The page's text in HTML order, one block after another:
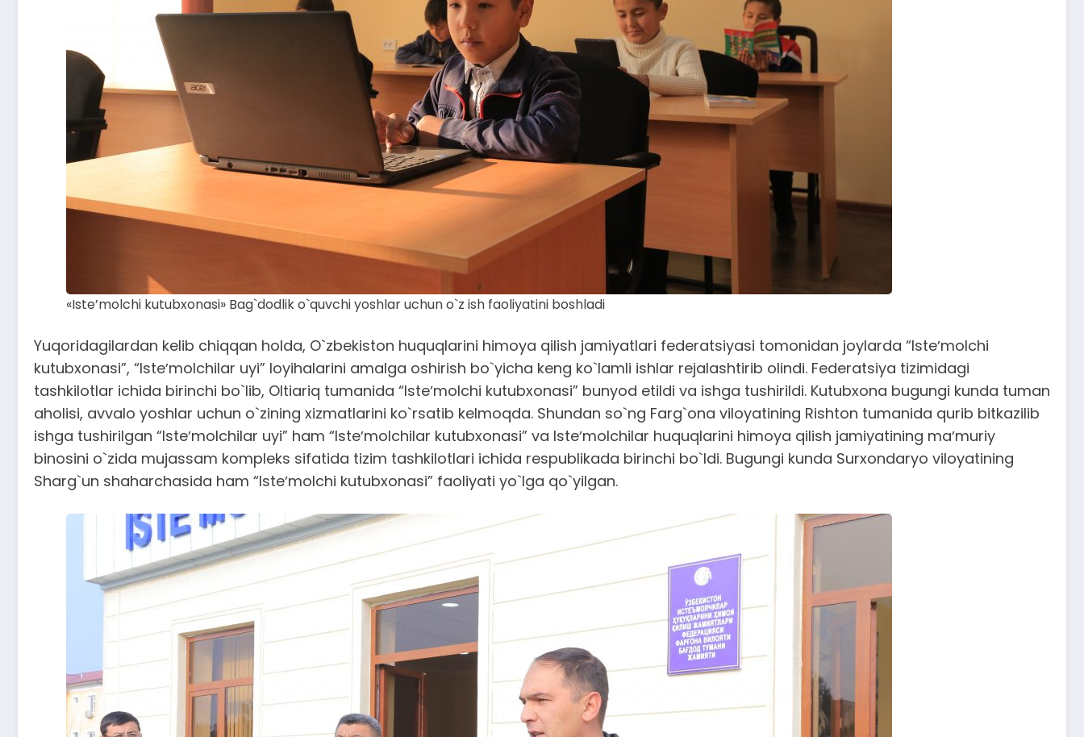
«Iste’molchi kutubxonasi» Bag`dodlik o`quvchi yoshlar uchun o`z ish faoliyatini boshladi
Yuqoridagilardan kelib chiqqan holda, O`zbekiston huquqlarini himoya qilish jamiyatlari federatsiyasi tomonidan joylarda “Isteʼmolchi
kutubxonasi”, “Isteʼmolchilar uyi” loyihalarini amalga oshirish bo`yicha keng ko`lamli ishlar rejalashtirib olindi. Federatsiya tizimidagi
tashkilotlar ichida birinchi bo`lib, Oltiariq tumanida “Isteʼmolchi kutubxonasi” bunyod etildi va ishga tushirildi. Kutubxona bugungi kunda tuman
aholisi, avvalo yoshlar uchun o`zining xizmatlarini ko`rsatib kelmoqda. Shundan so`ng Farg`ona viloyatining Rishton tumanida qurib bitkazilib
ishga tushirilgan “Isteʼmolchilar uyi” ham “Isteʼmolchilar kutubxonasi” va Isteʼmolchilar huquqlarini himoya qilish jamiyatining maʼmuriy
binosini o`zida mujassam kompleks sifatida tizim tashkilotlari ichida respublikada birinchi bo`ldi. Bugungi kunda Surxondaryo viloyatining
Sharg`un shaharchasida ham “Isteʼmolchi kutubxonasi” faoliyati yo`lga qo`yilgan.